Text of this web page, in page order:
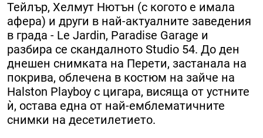
Тейлър, Хелмут Нютън (с когото е имала
афера) и други в най-актуалните заведения
в града - Le Jardin, Paradise Garage и
разбира се скандалното Studio 54. До ден
днешен снимката на Перети, застанала на
покрива, облечена в костюм на зайче на
Halston Playboy с цигара, висяща от устните
ѝ, остава една от най-емблематичните
снимки на десетилетието.